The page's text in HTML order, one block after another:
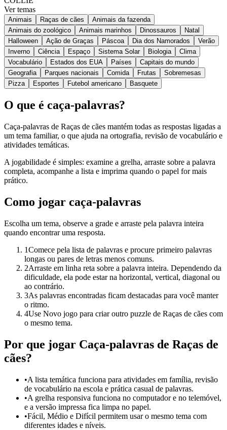
Ver temas
Animais Raças de cães
Animais da fazenda
Animais do zoológico
Animais marinhos Dinossauros
Natal
Halloween
Ação de Graças Páscoa Dia dos Namorados
Verão
Inverno
Ciência Espaço Sistema Solar Biologia
Clima
Vocabulário
Estados dos EUA Países
Capitais do mundo
Geografia
Parques nacionais Comida Frutas
Sobremesas
Pizza
Esportes Futebol americano Basquete
O que é caça-palavras?
Caça-palavras de Raças de cães mantém todas as respostas ligadas a
um tema familiar, o que ajuda na ortografia, revisão de vocabulário e
atividades temáticas.
A jogabilidade é simples: examine a grelha, arraste sobre a palavra
completa, acompanhe a lista e imprima quando o papel for mais
prático.
Como jogar caça-palavras
Escolha um tema, observe a grade e arraste pela palavra inteira
quando encontrar uma resposta.
1Comece pela lista de palavras e procure primeiro palavras
longas ou pares de letras menos comuns.
2Arraste em linha reta sobre a palavra inteira. Dependendo da
dificuldade, ela pode estar na horizontal, vertical, diagonal ou
ao contrário.
3As palavras encontradas ficam destacadas para você manter
o ritmo.
4Use Novo jogo para criar outro puzzle de Raças de cães com
o mesmo tema.
Por que jogar Caça-palavras de Raças de
cães?
•A lista temática funciona para atividades em família, revisão
de vocabulário na escola e prática casual de palavras.
•A grelha responsiva funciona no computador e no telemóvel,
e a versão impressa fica limpa no papel.
•Fácil, Médio e Difícil permitem usar o mesmo tema com
diferentes idades e níveis.